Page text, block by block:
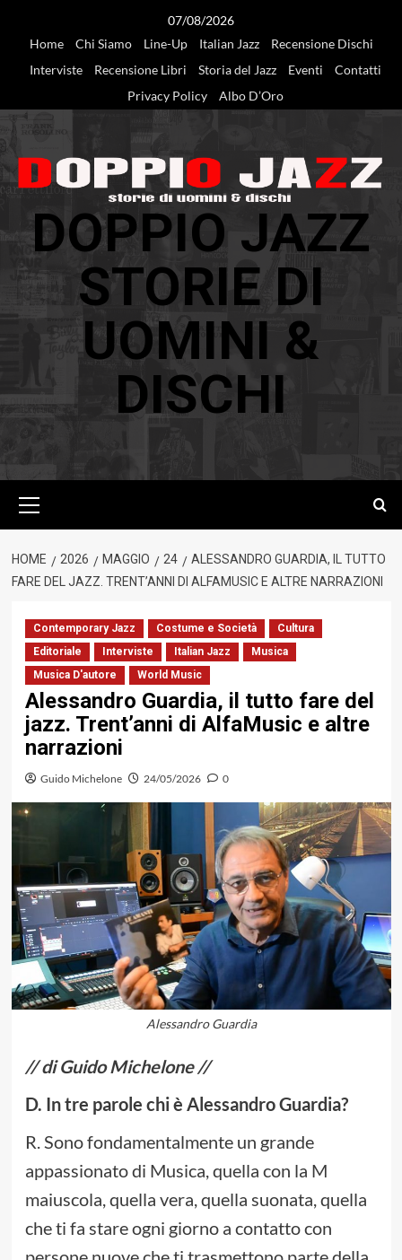
07/08/2026
Home
Chi Siamo Line-Up Italian Jazz
Recensione Dischi
Interviste
Recensione Libri Storia del Jazz Eventi
Contatti
Privacy Policy
Albo D’Oro
DOPPIO JAZZ
STORIE DI
UOMINI &
DISCHI
principale
HOME 2026 MAGGIO 24
ALESSANDRO GUARDIA, IL TUTTO
FARE DEL JAZZ. TRENT’ANNI DI ALFAMUSIC E ALTRE NARRAZIONI
Contemporary Jazz Costume e Società
Cultura
Editoriale
Interviste Italian Jazz
Musica
Musica D'autore
World Music
Alessandro Guardia, il tutto fare del
jazz. Trent’anni di AlfaMusic e altre
narrazioni
Guido Michelone 24/05/2026 0
Alessandro Guardia
// di Guido Michelone //
D. In tre parole chi è Alessandro Guardia?
R. Sono fondamentalmente un grande
appassionato di Musica, quella con la M
maiuscola, quella vera, quella suonata, quella
che ti fa stare ogni giorno a contatto con